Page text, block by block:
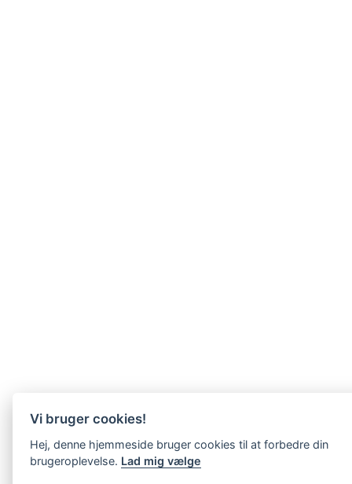
Vi bruger cookies!
Hej, denne hjemmeside bruger cookies til at forbedre din
brugeroplevelse. Lad mig vælge